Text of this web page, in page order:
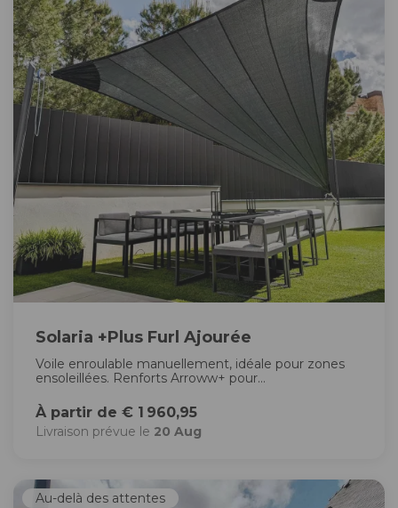
Solaria +Plus Furl Ajourée
Voile enroulable manuellement, idéale pour zones
ensoleillées. Renforts Arroww+ pour...
À partir de € 1 960,95
Livraison prévue le 20 Aug
Au-delà des attentes